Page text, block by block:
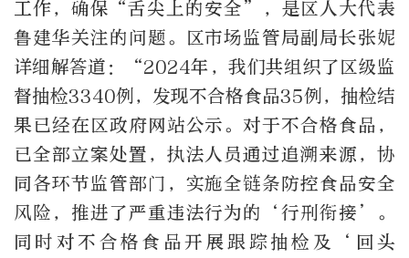
工作，确保“舌尖上的安全”，是区人大代表
鲁建华关注的问题。区市场监管局副局长张妮
详细解答道：“2024年，我们共组织了区级监
督抽检3340例，发现不合格食品35例，抽检结
果已经在区政府网站公示。对于不合格食品，
已全部立案处置，执法人员通过追溯来源，协
同各环节监管部门，实施全链条防控食品安全
风险，推进了严重违法行为的‘行刑衔接’。
同时对不合格食品开展跟踪抽检及‘回头